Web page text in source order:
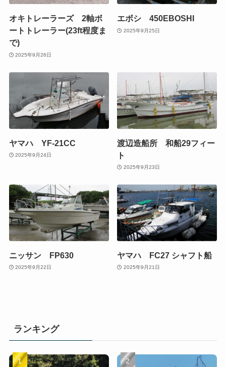
オキトレーラーズ 2軸ボ
ートトレーラー(23ft程度ま
で)
2025年9月26日
エボシ 450EBOSHI
2025年9月25日
ヤマハ YF-21CC
2025年9月24日
渡辺造船所 和船29フィー
ト
2025年9月23日
ニッサン FP630
2025年9月22日
ヤマハ FC27 シャフト船
2025年9月21日
ランキング